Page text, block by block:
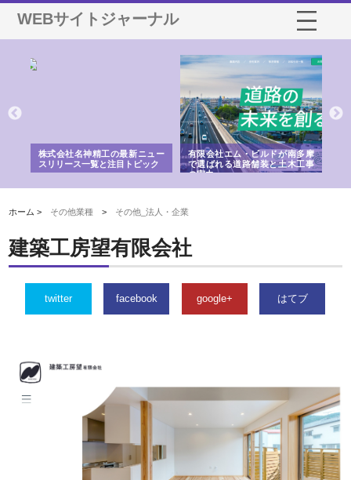
WEBサイトジャーナル
株式会社名神精工の最新ニュー
スリリース一覧と注目トピック
有限会社エム・ビルドが南多摩
で選ばれる道路舗装と土木工事
の実力
ホーム > その他業種 > その他_法人・企業
建築工房望有限会社
twitter facebook google+ はてブ